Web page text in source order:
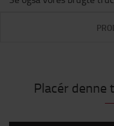
Placér denne